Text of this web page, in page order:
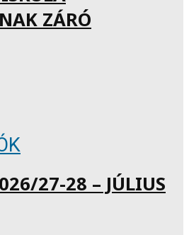
ZÁRÓ
27-28 – JÚLIUS